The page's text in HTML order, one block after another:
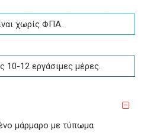
χωρίς ΦΠA.
10-12 εργάσιμες μέρες.
μάρμαρο με τύπωμα